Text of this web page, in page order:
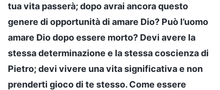
tua vita passerà; dopo avrai ancora questo
genere di opportunità di amare Dio? Può l’uomo
amare Dio dopo essere morto? Devi avere la
stessa determinazione e la stessa coscienza di
Pietro; devi vivere una vita significativa e non
prenderti gioco di te stesso. Come essere